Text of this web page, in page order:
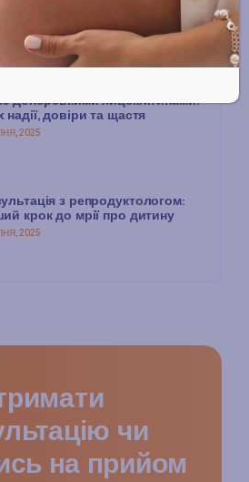
2025
донорськими яйцеклітинами:
надії, довіри та щастя
2025
з репродуктологом:
крок до мрії про дитину
2025
чи
на прийом